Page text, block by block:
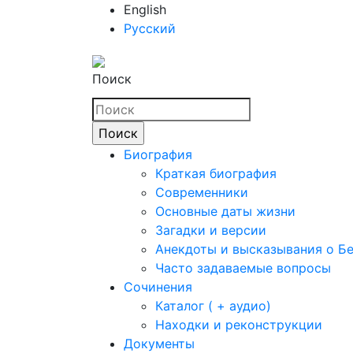
English
Русский
Поиск
Биография
Краткая биография
Современники
Основные даты жизни
Загадки и версии
Анекдоты и высказывания о
Часто задаваемые вопросы
Сочинения
Каталог ( + аудио)
Находки и реконструкции
Документы